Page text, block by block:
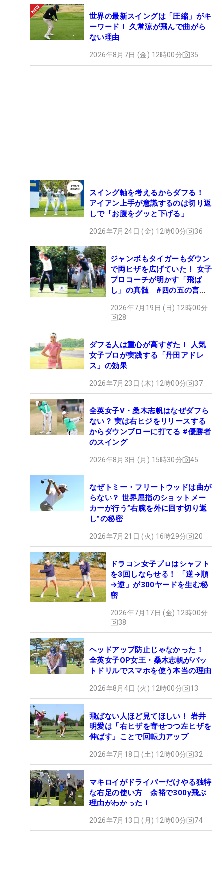
世界の最新スイングは「圧縮」がキ
ーワード！ 久常涼が飛んで曲がら
ない理由
2026年8月7日 (金) 12時00分 35
スイング軸を考えるからダフる！
アイアン上手が意識するのは切り返
しで「お腹をグッと下げる」
2026年7月24日 (金) 12時00分 36
ジャンボもタイガーもダウン
で両ヒザを広げていた！ 女子
プロコーチが明かす「飛ば
し」の真髄 #四の五の言わ
2026年7月19日 (日) 12時00分
28
ダフる人は重心が高すぎた！ 人気
女子プロが実践する「丹田アドレ
ス」の効果
2026年7月23日 (木) 12時00分 37
全英女子V・桑木志帆はなぜダフら
ない？ 実は右ヒジをリリースする
からダウンブローに打てる #優勝者
のスイング
2026年8月3日 (月) 15時30分 45
なぜトミー・フリートウッドは曲が
らない？ 世界屈指のショットメー
カーが行う”右腕を外に回す切り返
し”の秘密
2026年7月21日 (火) 16時29分 20
ドラコン女子プロはシャフト
を3回しならせる！ 「逆→順
→逆」が300ヤードを生む秘
密
2026年7月17日 (金) 12時00分
38
ヘッドアップ防止じゃなかった！
全英女子OP女王・桑木志帆がパッ
トドリルでスマホを使う本当の理由
2026年8月4日 (火) 12時00分 13
飛ばない人ほど見てほしい！ 岩井
明愛は「右ヒザを寄せつつ左ヒザを
伸ばす」ことで回転力アップ
2026年7月18日 (土) 12時00分 32
マキロイがドライバーだけやる独特
な右足の使い方 余裕で300y飛ぶ
理由がわかった！
2026年7月13日 (月) 12時00分 74